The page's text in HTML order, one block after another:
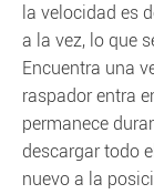
la velocidad es
a la vez, lo que
Encuentra una
raspador entra
permanece
descargar todo
nuevo a la